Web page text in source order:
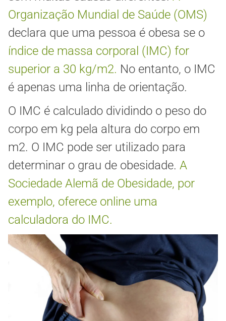
Organização Mundial de Saúde (OMS)
declara que uma pessoa é obesa se o
índice de massa corporal (IMC) for
superior a 30 kg/m2. No entanto, o IMC
é apenas uma linha de orientação.
O IMC é calculado dividindo o peso do
corpo em kg pela altura do corpo em
m2. O IMC pode ser utilizado para
determinar o grau de obesidade. A
Sociedade Alemã de Obesidade, por
exemplo, oferece online uma
calculadora do IMC.